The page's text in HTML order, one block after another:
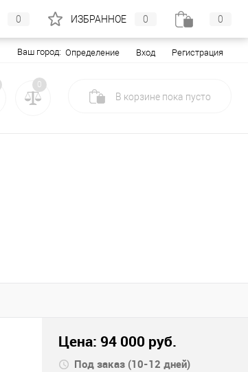
Ваш город: Определение Вход Регистрация
0
В корзине пока пусто
Цена: 94 000 руб.
Под заказ (10-12 дней)
0 ИЗБРАННОЕ 0 0